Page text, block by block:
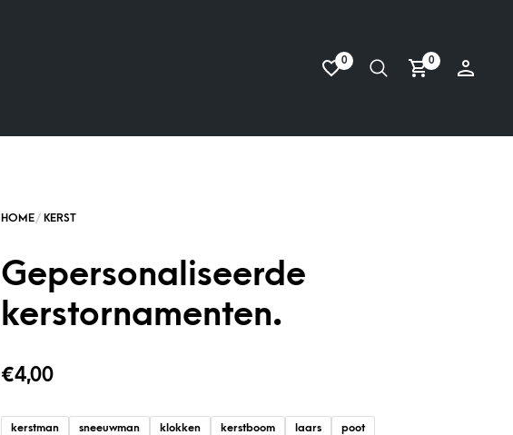
0 0
Gepersonaliseerde
kerstornamenten.
€4,00
kerstman sneeuwman klokken kerstboom laars poot